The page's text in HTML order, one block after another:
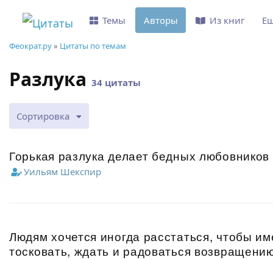
Феократ.ру» Цитаты по темам
Разлука 34 цитаты
Сортировка
Горькая разлука делает бедных
Уильям Шекспир
Людям хочется иногда расстаться, чтобы
тосковать, ждать и радоваться
Темы Авторы Из книг